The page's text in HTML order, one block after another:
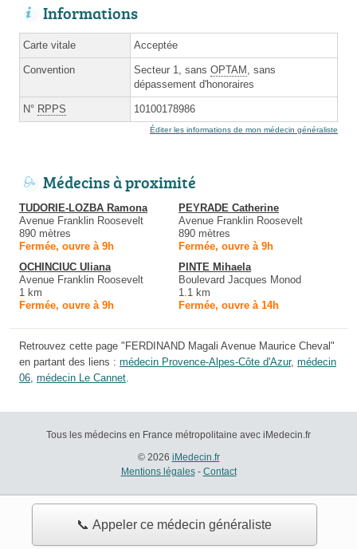
📞 Appeler ce médecin généraliste
Informations
Carte vitale Acceptée
Convention Secteur 1, sans OPTAM
, sans
dépassement d'honoraires
N° RPPS 10100178986
Éditer les informations de mon médecin généraliste
Médecins à proximité
TUDORIE-LOZBA Ramona
Avenue Franklin Roosevelt
890 mètres
Fermée, ouvre à 9h
PEYRADE Catherine
Avenue Franklin Roosevelt
890 mètres
Fermée, ouvre à 9h
OCHINCIUC Uliana
Avenue Franklin Roosevelt
1 km
Fermée, ouvre à 9h
PINTE Mihaela
Boulevard Jacques Monod
1.1 km
Fermée, ouvre à 14h
Retrouvez cette page "FERDINAND Magali Avenue Maurice Cheval"
en partant des liens : médecin Provence-Alpes-Côte d'Azur, médecin
06 médecin Le Cannet
Tous les médecins en France métropolitaine avec iMedecin.fr
© 2026 iMedecin.fr
Mentions légales- Contact